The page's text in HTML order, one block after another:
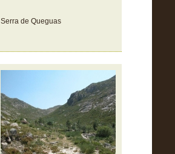
Serra de Queguas